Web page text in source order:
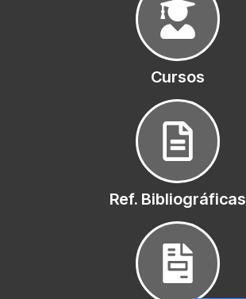
Cursos
Ref. Bibliográficas